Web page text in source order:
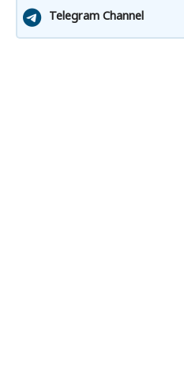
Telegram Channel